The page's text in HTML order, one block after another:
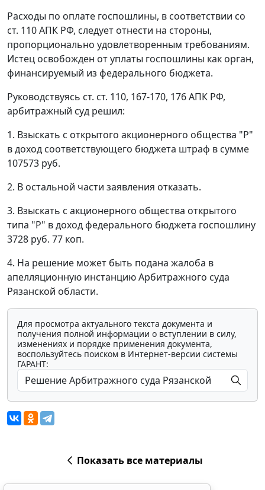
Расходы по оплате госпошлины, в соответствии со
ст. 110АПК РФ, следует отнести на стороны,
пропорционально удовлетворенным требованиям.
Истец освобожден от уплаты госпошлины как орган,
финансируемый из федерального бюджета.
Руководствуясь ст. ст. 110, 167-170, 176АПК РФ,
арбитражный суд решил:
1. Взыскать с открытого акционерного общества "Р"
в доход соответствующего бюджета штраф в сумме
107573 руб.
2. В остальной части заявления отказать.
3. Взыскать с акционерного общества открытого
типа "Р" в доход федерального бюджета госпошлину
3728 руб. 77 коп.
4. На решение может быть подана жалоба в
апелляционную инстанцию Арбитражного суда
Рязанской области.
Для просмотра актуального текста документа и
получения полной информации о вступлении в силу,
изменениях и порядке применения документа,
воспользуйтесь поиском в Интернет-версии системы
ГАРАНТ:
Показать все материалы